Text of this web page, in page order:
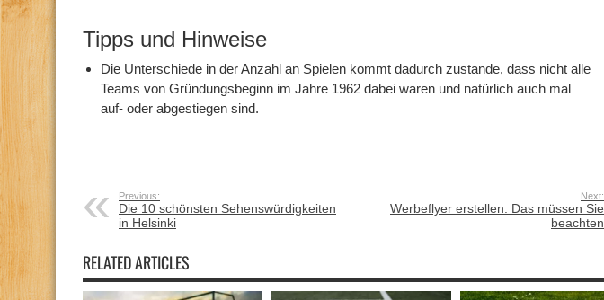
Tipps und Hinweise
Die Unterschiede in der Anzahl an Spielen kommt dadurch zustande, dass nicht alle
Teams von Gründungsbeginn im Jahre 1962 dabei waren und natürlich auch mal
auf- oder abgestiegen sind.
Previous:
Die 10 schönsten Sehenswürdigkeiten
in Helsinki
Next:
Werbeflyer erstellen: Das müssen Sie
beachten
RELATED ARTICLES